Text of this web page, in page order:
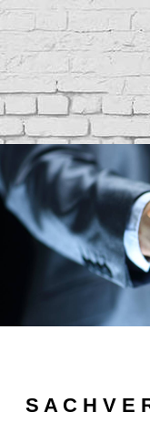
S A C H V E